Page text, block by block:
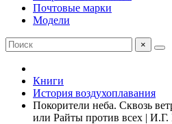
Почтовые марки
Модели
×
Книги
История воздухоплавания
Покорители неба. Сквозь
или Райты против всех |